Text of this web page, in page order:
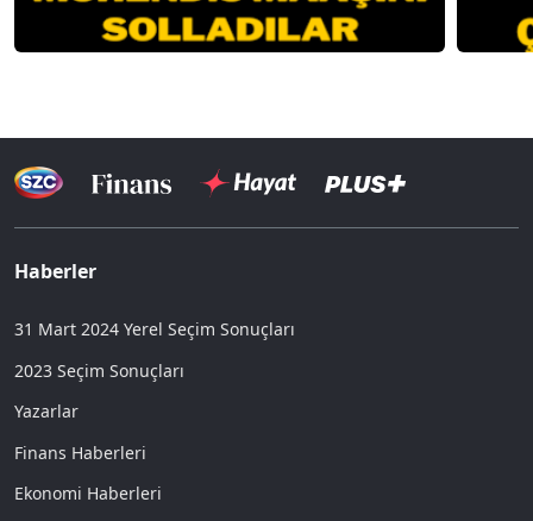
Haberler
31 Mart 2024 Yerel Seçim Sonuçları
2023 Seçim Sonuçları
Yazarlar
Finans Haberleri
Ekonomi Haberleri